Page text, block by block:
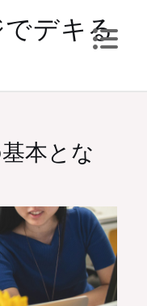
デキる
本とな